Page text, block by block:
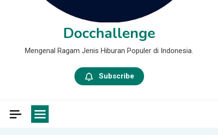
Docchallenge
Mengenal Ragam Jenis Hiburan Populer di Indonesia.
Subscribe